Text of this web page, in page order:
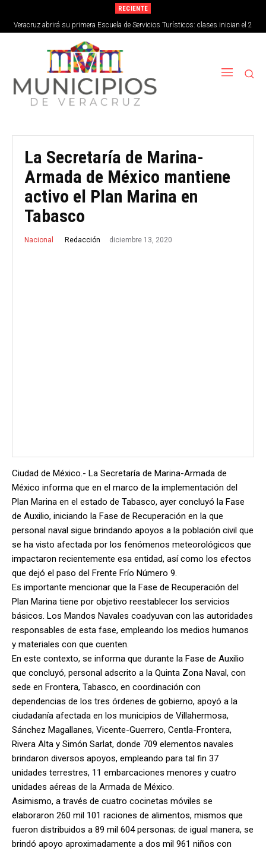
RECIENTE
Veracruz abrirá su primera Escuela de Servicios Turísticos: clases inician el 2
de septiembre
La Secretaría de Marina-
Armada de México mantiene
activo el Plan Marina en
Tabasco
Nacional Redacción diciembre 13, 2020
Ciudad de México.- La Secretaría de Marina-Armada de
México informa que en el marco de la implementación del
Plan Marina en el estado de Tabasco, ayer concluyó la Fase
de Auxilio, iniciando la Fase de Recuperación en la que
personal naval sigue brindando apoyos a la población civil que
se ha visto afectada por los fenómenos meteorológicos que
impactaron recientemente esa entidad, así como los efectos
que dejó el paso del Frente Frío Número 9.
Es importante mencionar que la Fase de Recuperación del
Plan Marina tiene por objetivo reestablecer los servicios
básicos. Los Mandos Navales coadyuvan con las autoridades
responsables de esta fase, empleando los medios humanos
y materiales con que cuenten.
En este contexto, se informa que durante la Fase de Auxilio
que concluyó, personal adscrito a la Quinta Zona Naval, con
sede en Frontera, Tabasco, en coordinación con
dependencias de los tres órdenes de gobierno, apoyó a la
ciudadanía afectada en los municipios de Villahermosa,
Sánchez Magallanes, Vicente-Guerrero, Centla-Frontera,
Rivera Alta y Simón Sarlat, donde 709 elementos navales
brindaron diversos apoyos, empleando para tal fin 37
unidades terrestres, 11 embarcaciones menores y cuatro
unidades aéreas de la Armada de México.
Asimismo, a través de cuatro cocinetas móviles se
elaboraron 260 mil 101 raciones de alimentos, mismos que
fueron distribuidos a 89 mil 604 personas; de igual manera, se
brindó apoyo aproximadamente a dos mil 961 niños con